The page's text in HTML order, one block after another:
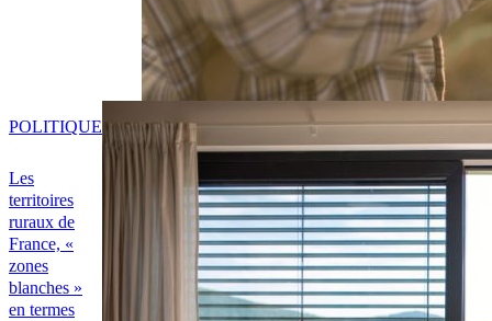
Les
territoires
ruraux de
France, «
zones
blanches »
en termes
POLITIQUE